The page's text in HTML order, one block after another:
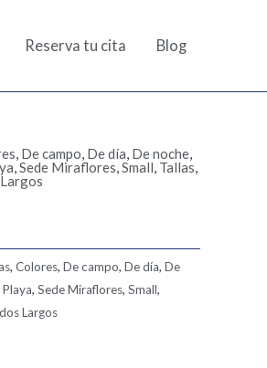
Reserva tu cita Blog
, De campo, De día, De noche,
,Sede Miraflores,Small, Tallas,
,Colores,De campo,De día,De
Playa,Sede Miraflores,Small,
Largos